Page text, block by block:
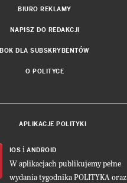
BIURO REKLAMY
NAPISZ DO REDAKCJI
BOK DLA SUBSKRYBENTÓW
O POLITYCE
APLIKACJE POLITYKI
IOS i ANDROID
W aplikacjach publikujemy pełne
wydania tygodnika POLITYKA oraz